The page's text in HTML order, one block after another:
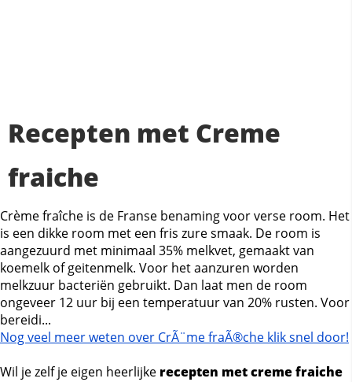
Recepten met Creme
fraiche
Crème fraîche is de Franse benaming voor verse room. Het
is een dikke room met een fris zure smaak. De room is
aangezuurd met minimaal 35% melkvet, gemaakt van
koemelk of geitenmelk. Voor het aanzuren worden
melkzuur bacteriën gebruikt. Dan laat men de room
ongeveer 12 uur bij een temperatuur van 20% rusten. Voor
bereidi...
Nog veel meer weten over CrÃ¨me fraÃ®che klik snel door!
Wil je zelf je eigen heerlijke recepten met creme fraiche